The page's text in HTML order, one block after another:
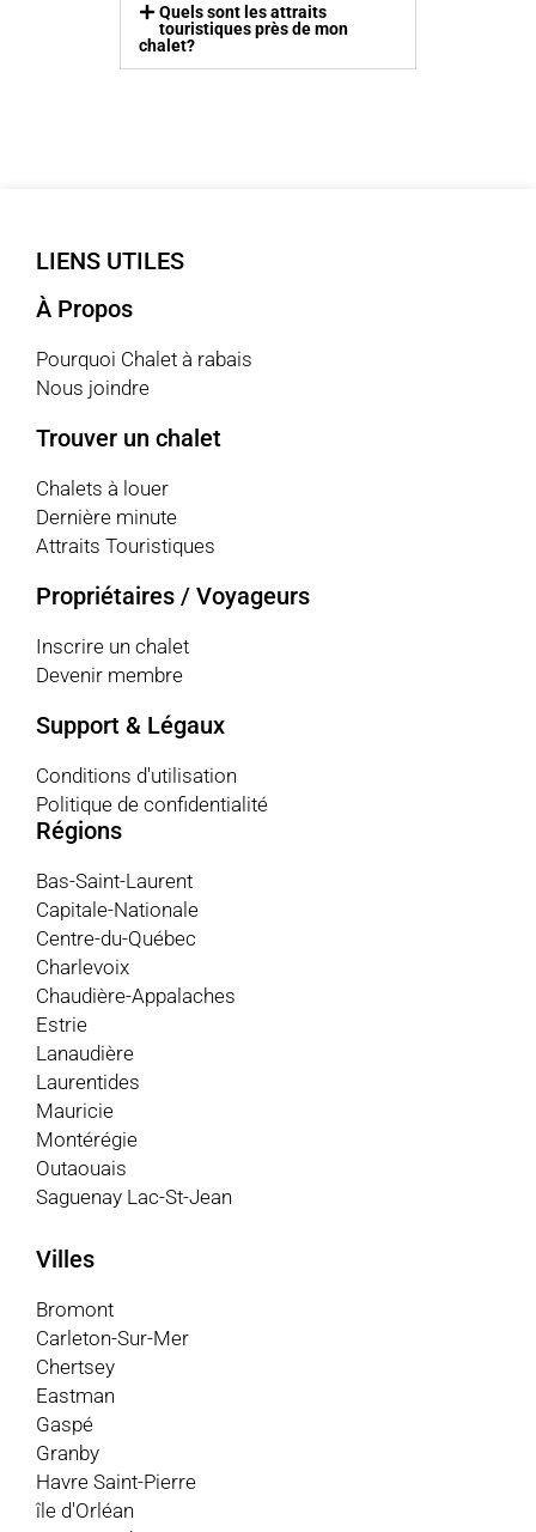
Quels sont les attraits
touristiques près de mon
chalet?
LIENS UTILES
À Propos
Pourquoi Chalet à rabais
Nous joindre
Trouver un chalet
Chalets à louer
Dernière minute
Attraits Touristiques
Propriétaires / Voyageurs
Inscrire un chalet
Devenir membre
Support & Légaux
Conditions d'utilisation
Politique de confidentialité
Régions
Bas-Saint-Laurent
Capitale-Nationale
Centre-du-Québec
Charlevoix
Chaudière-Appalaches
Estrie
Lanaudière
Laurentides
Mauricie
Montérégie
Outaouais
Saguenay Lac-St-Jean
Villes
Bromont
Carleton-Sur-Mer
Chertsey
Eastman
Gaspé
Granby
Havre Saint-Pierre
île d'Orléan